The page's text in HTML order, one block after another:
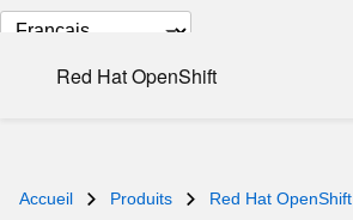
Changer
langueRed Hat OpenShift
Accueil Produits Red Hat OpenShift